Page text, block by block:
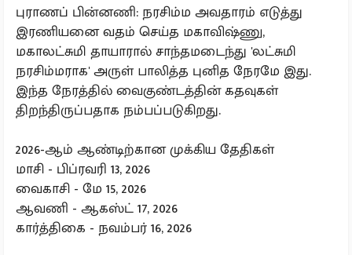
புராணப் பின்னணி: நரசிம்ம அவதாரம் எடுத்து
இரணியனை வதம் செய்த மகாவிஷ்ணு,
மகாலட்சுமி தாயாரால் சாந்தமடைந்து 'லட்சுமி
நரசிம்மராக' அருள் பாலித்த புனித நேரமே இது.
இந்த நேரத்தில் வைகுண்டத்தின் கதவுகள்
திறந்திருப்பதாக நம்பப்படுகிறது.
2026-ஆம் ஆண்டிற்கான முக்கிய தேதிகள்
மாசி - பிப்ரவரி 13, 2026
வைகாசி - மே 15, 2026
ஆவணி - ஆகஸ்ட் 17, 2026
கார்த்திகை - நவம்பர் 16, 2026